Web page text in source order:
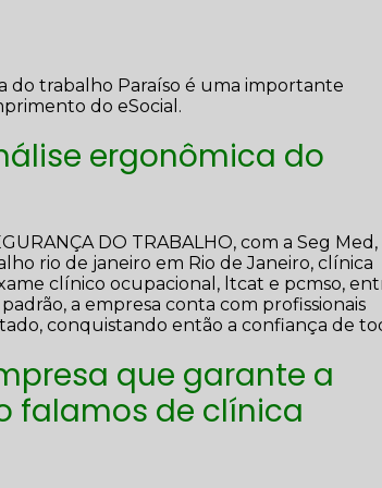
do trabalho Paraíso é uma importante
do eSocial.
ergonômica do
DO TRABALHO, com a Seg Med,
rio de janeiro em Rio de Janeiro, clínica
clínico ocupacional, ltcat e pcmso,
a empresa conta com profissionais
conquistando então a confiança de
que garante a
falamos de clínica